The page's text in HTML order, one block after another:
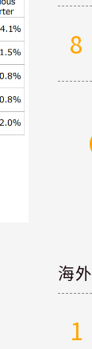
8
海
1